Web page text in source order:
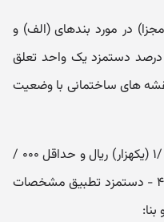
در مورد بندهای (الف) و
درصد دستمزد یک واحد تعلق
تطبیق نقشه های ساختمانی با وضعیت
برای هر مترمربع مساحت زیر بنا ۰۰۰ /۱ (یکهزار) ریال و حداقل ۰۰۰ /
۱۵۰ (یکصد و پنجاه هزار) ریال. ماده ۴۲ - دستمزد تطبیق مشخصات